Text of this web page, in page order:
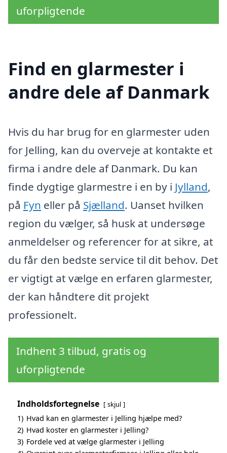
uforpligtende
Find en glarmester i
andre dele af Danmark
Hvis du har brug for en glarmester uden
for Jelling, kan du overveje at kontakte et
firma i andre dele af Danmark. Du kan
finde dygtige glarmestre i en by i Jylland,
på Fyn eller på Sjælland. Uanset hvilken
region du vælger, så husk at undersøge
anmeldelser og referencer for at sikre, at
du får den bedste service til dit behov. Det
er vigtigt at vælge en erfaren glarmester,
der kan håndtere dit projekt
professionelt.
Indhent 3 tilbud, gratis og
uforpligtende
Indholdsfortegnelse skjul
1) Hvad kan en glarmester i Jelling hjælpe med?
2) Hvad koster en glarmester i Jelling?
3) Fordele ved at vælge glarmester i Jelling